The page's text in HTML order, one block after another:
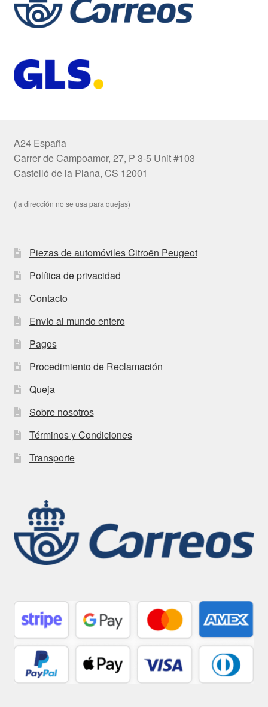
A24 España
Carrer de Campoamor, 27, P 3-5 Unit #103
Castelló de la Plana, CS 12001
(la dirección no se usa para quejas)
Piezas de automóviles Citroën Peugeot
Política de privacidad
Contacto
Envío al mundo entero
Pagos
Procedimiento de Reclamación
Queja
Sobre nosotros
Términos y Condiciones
Transporte